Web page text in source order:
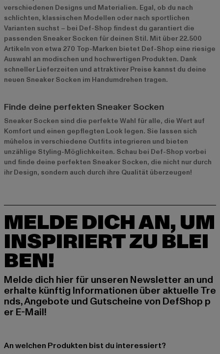
verschiedenen Designs und Materialien. Egal, ob du nach
schlichten, klassischen Modellen oder nach sportlichen
Varianten suchst – bei Def-Shop findest du garantiert die
passenden Sneaker Socken für deinen Stil. Mit über 22.500
Artikeln von etwa 270 Top-Marken bietet Def-Shop eine riesige
Auswahl an modischen und hochwertigen Produkten. Dank
schneller Lieferzeiten und attraktiver Preise kannst du deine
neuen Sneaker Socken im Handumdrehen tragen.
Finde deine perfekten Sneaker Socken
Sneaker Socken sind die perfekte Wahl für alle, die Wert auf
Komfort und einen gepflegten Look legen. Sie lassen sich
mühelos in verschiedene Outfits integrieren und bieten
unzählige Styling-Möglichkeiten. Schau bei Def-Shop vorbei
und finde deine perfekten Sneaker Socken, die nicht nur durch
ihr Design, sondern auch durch ihre Qualität überzeugen!
MELDE DICH AN, UM
INSPIRIERT ZU BLEI
BEN!
Melde dich hier für unseren Newsletter an und
erhalte künftig Informationen über aktuelle Tre
nds, Angebote und Gutscheine von DefShop p
er E-Mail!
An welchen Produkten bist du interessiert?